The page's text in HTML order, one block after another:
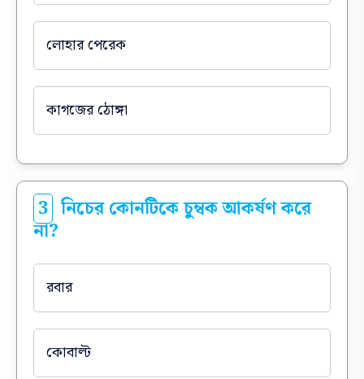
লোহার পেরেক
কাগজের ঠোঙ্গা
3 নিচের কোনটিকে চুম্বক আকর্ষণ করে
না?
রবার
কোবাল্ট